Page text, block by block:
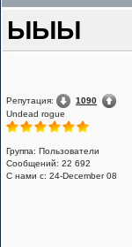
ЫЫЫ
Репутация:
1090
Undead rogue
Группа: Пользователи
Сообщений: 22 692
С нами с: 24-December 08